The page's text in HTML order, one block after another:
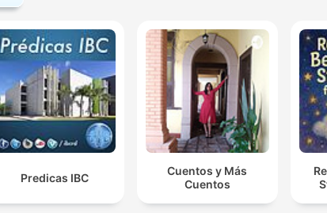
Predicas IBC
Cuentos y Más
Cuentos